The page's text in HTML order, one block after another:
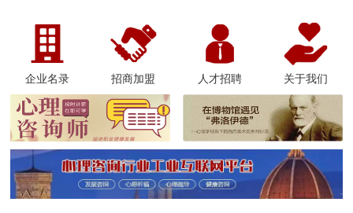
企业名录 招商加盟 人才招聘 关于我们